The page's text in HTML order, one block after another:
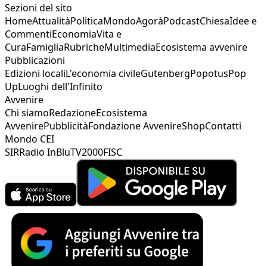
Sezioni del sito
HomeAttualitàPoliticaMondoAgoràPodcastChiesaIdee e
CommentiEconomiaVita e
CuraFamigliaRubricheMultimediaEcosistema avvenire
Pubblicazioni
Edizioni localiL'economia civileGutenbergPopotusPop
UpLuoghi dell'Infinito
Avvenire
Chi siamoRedazioneEcosistema
AvvenirePubblicitàFondazione AvvenireShopContatti
Mondo CEI
SIRRadio InBluTV2000FISC